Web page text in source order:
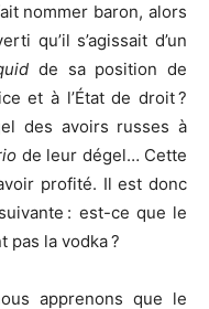
nommer baron, alors
qu’il s’agissait d’un
de sa position de
et à l’État de droit ?
des avoirs russes à
de leur dégel… Cette
profité. Il est donc
: est-ce que le
pas la vodka ?
apprenons que le